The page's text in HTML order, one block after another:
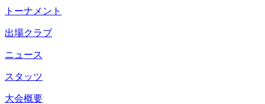
トーナメント
出場クラブ
ニュース
スタッツ
大会概要